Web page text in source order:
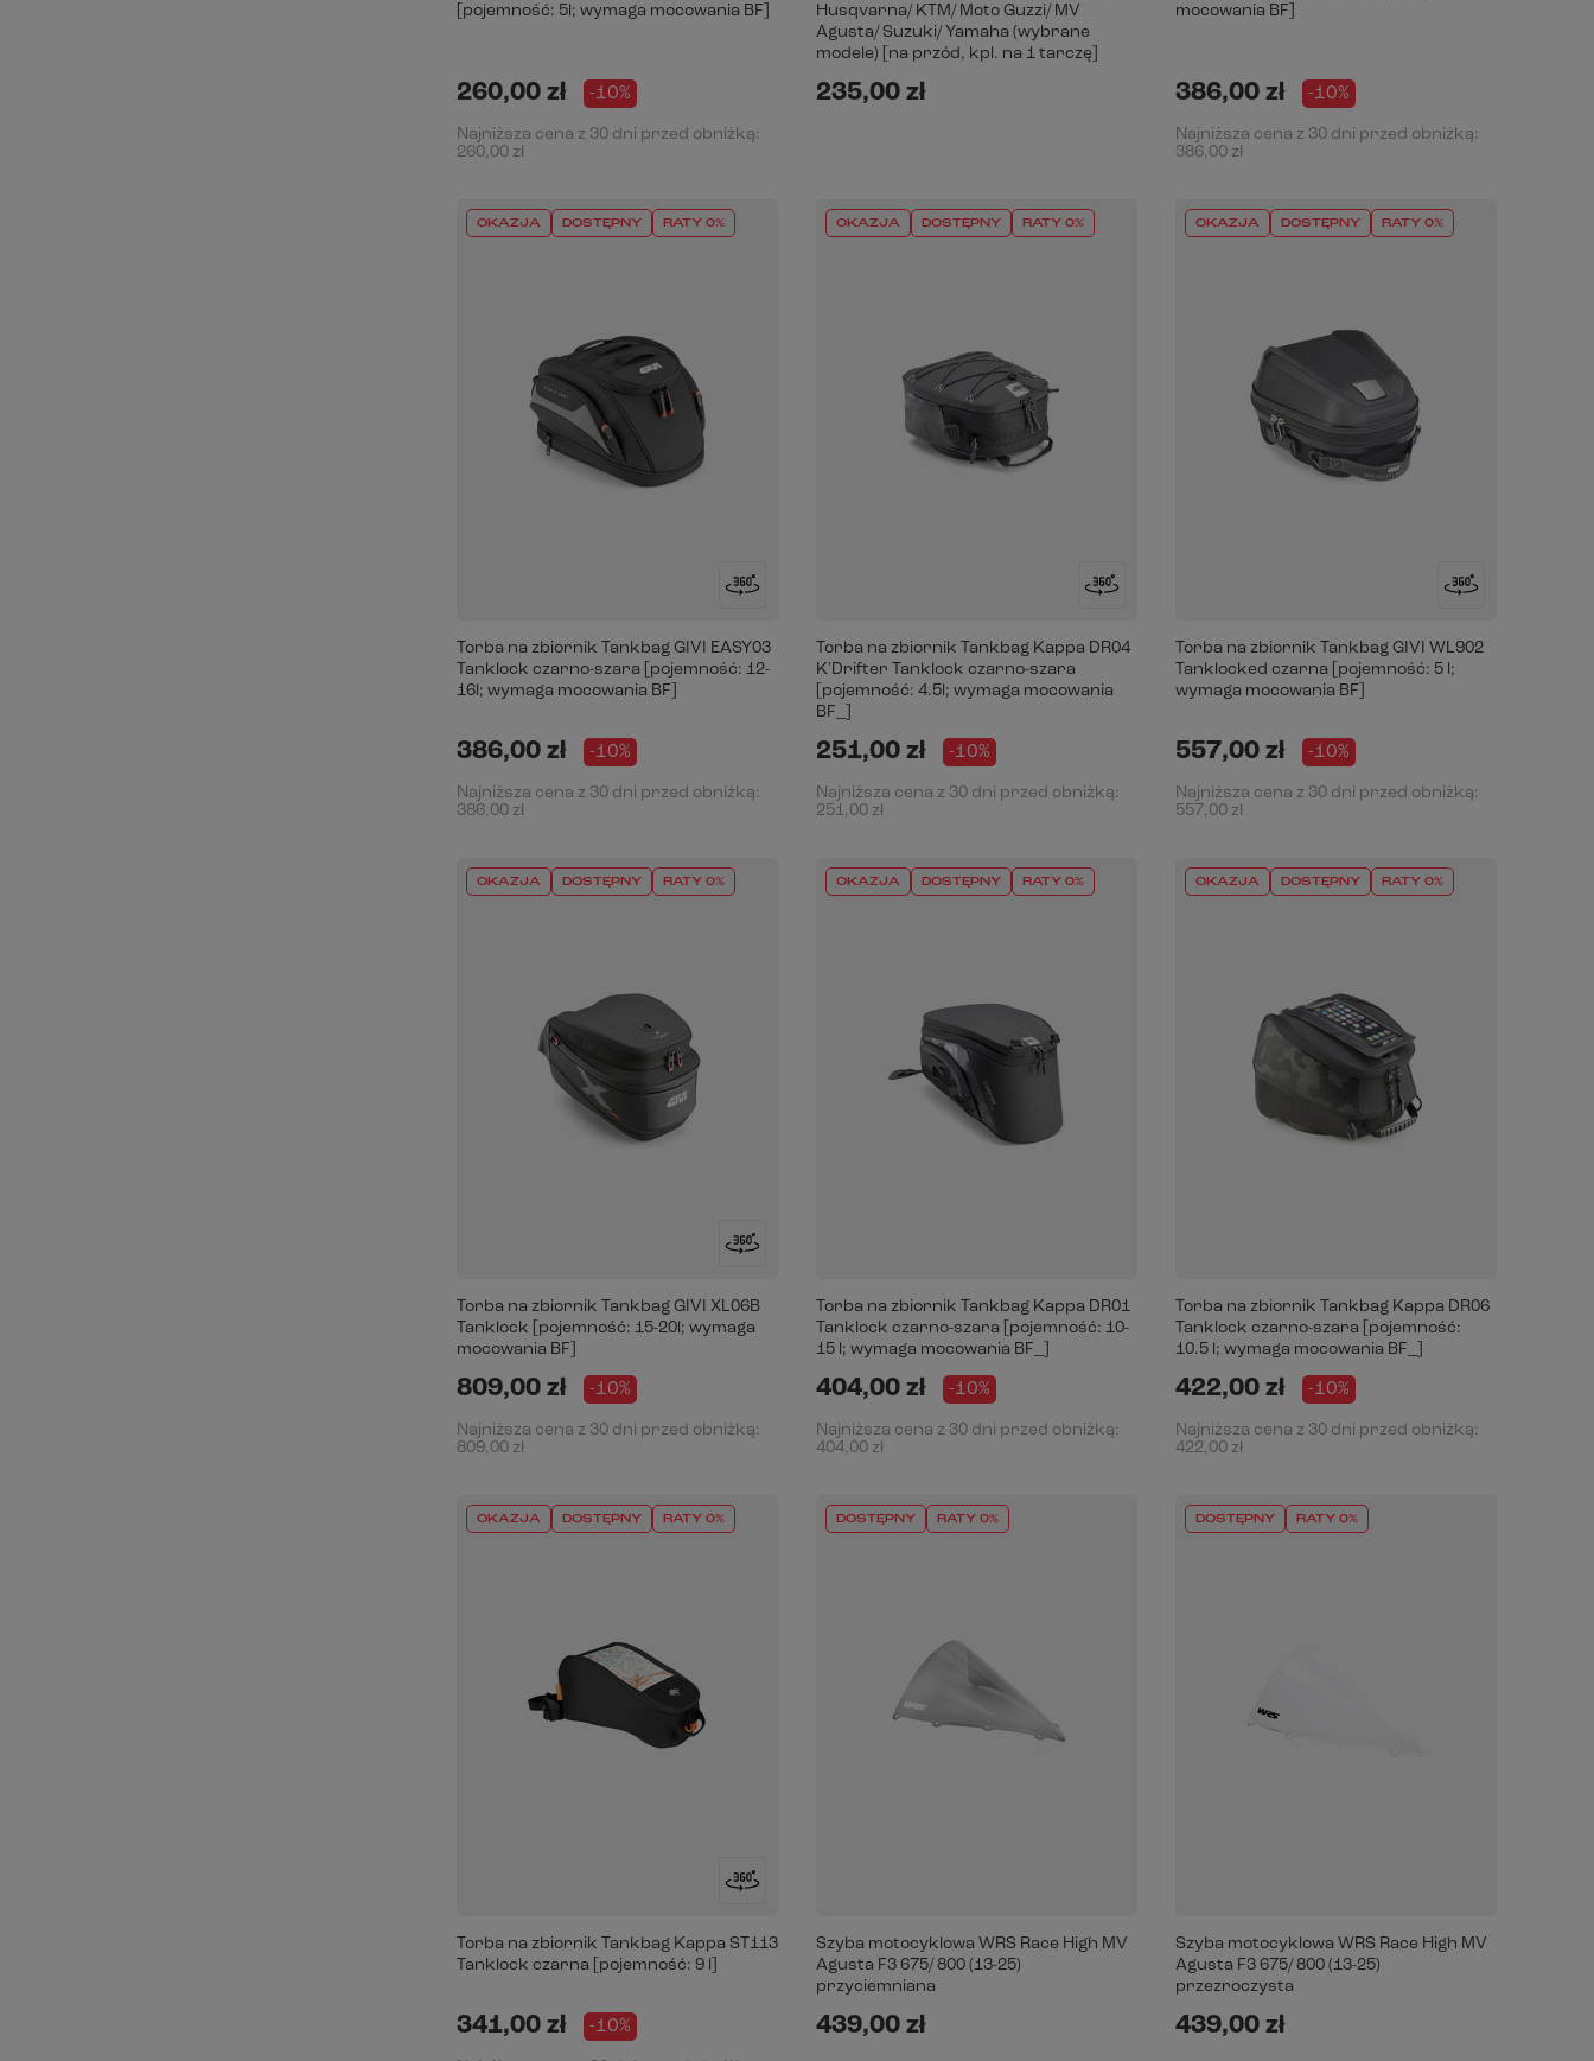
[pojemność: 5l; wymaga mocowania BF]
260,00 zł -10%
Najniższa cena z 30 dni przed obniżką:
260,00 zł
Husqvarna/ KTM/ Moto Guzzi/ MV
Agusta/ Suzuki/ Yamaha (wybrane
modele) [na przód, kpl. na 1 tarczę]
235,00 zł
mocowania BF]
386,00 zł -10%
Najniższa cena z 30 dni przed obniżką:
386,00 zł
OKAZJA DOSTĘPNY RATY 0%
Torba na zbiornik Tankbag GIVI EASY03
Tanklock czarno-szara [pojemność: 12-
16l; wymaga mocowania BF]
386,00 zł -10%
Najniższa cena z 30 dni przed obniżką:
386,00 zł
OKAZJA DOSTĘPNY RATY 0%
Torba na zbiornik Tankbag Kappa DR04
K'Drifter Tanklock czarno-szara
[pojemność: 4.5l; wymaga mocowania
BF_]
251,00 zł -10%
Najniższa cena z 30 dni przed obniżką:
251,00 zł
OKAZJA DOSTĘPNY RATY 0%
Torba na zbiornik Tankbag GIVI WL902
Tanklocked czarna [pojemność: 5 l;
wymaga mocowania BF]
557,00 zł -10%
Najniższa cena z 30 dni przed obniżką:
557,00 zł
OKAZJA DOSTĘPNY RATY 0%
Torba na zbiornik Tankbag GIVI XL06B
Tanklock [pojemność: 15-20l; wymaga
mocowania BF]
809,00 zł -10%
Najniższa cena z 30 dni przed obniżką:
809,00 zł
OKAZJA DOSTĘPNY RATY 0%
Torba na zbiornik Tankbag Kappa DR01
Tanklock czarno-szara [pojemność: 10-
15 l; wymaga mocowania BF_]
404,00 zł -10%
Najniższa cena z 30 dni przed obniżką:
404,00 zł
OKAZJA DOSTĘPNY RATY 0%
Torba na zbiornik Tankbag Kappa DR06
Tanklock czarno-szara [pojemność:
10.5 l; wymaga mocowania BF_]
422,00 zł -10%
Najniższa cena z 30 dni przed obniżką:
422,00 zł
OKAZJA DOSTĘPNY RATY 0%
Torba na zbiornik Tankbag Kappa ST113
Tanklock czarna [pojemność: 9 l]
341,00 zł -10%
DOSTĘPNY RATY 0%
Szyba motocyklowa WRS Race High MV
Agusta F3 675/ 800 (13-25)
przyciemniana
439,00 zł
DOSTĘPNY RATY 0%
Szyba motocyklowa WRS Race High MV
Agusta F3 675/ 800 (13-25)
przezroczysta
439,00 zł